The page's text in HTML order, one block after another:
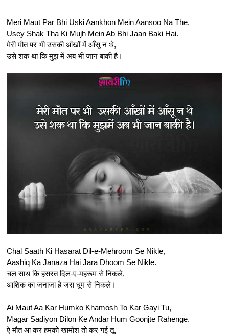
Meri Maut Par Bhi Uski Aankhon Mein Aansoo Na The,
Usey Shak Tha Ki Mujh Mein Ab Bhi Jaan Baki Hai.
मेरी मौत पर भी उसकी आँखों में आँसू न थे,
उसे शक था कि मुझ में अब भी जान बाकी है।
Chal Saath Ki Hasarat Dil-e-Mehroom Se Nikle,
Aashiq Ka Janaza Hai Jara Dhoom Se Nikle.
चल साथ कि हसरत दिल-ए-महरूम से निकले,
आशिक का जनाजा है जरा धूम से निकले।
Ai Maut Aa Kar Humko Khamosh To Kar Gayi Tu,
Magar Sadiyon Dilon Ke Andar Hum Goonjte Rahenge.
ऐ मौत आ कर हमको खामोश तो कर गई तू,